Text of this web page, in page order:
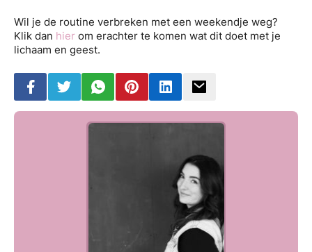
Wil je de routine verbreken met een weekendje weg?
Klik dan hier om erachter te komen wat dit doet met je
lichaam en geest.